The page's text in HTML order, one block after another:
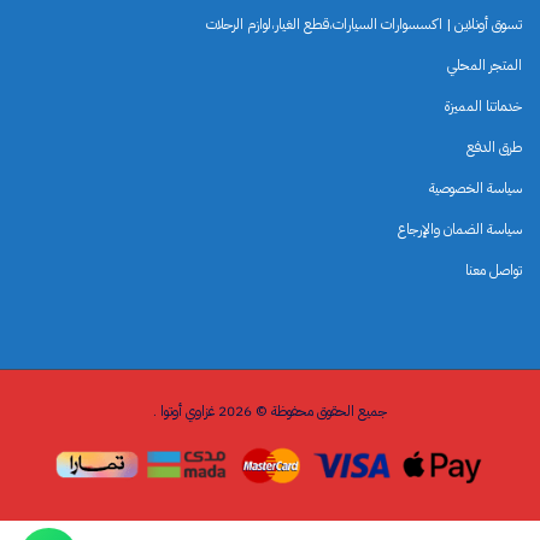
تسوق أونلاين | اكسسوارات السيارات،قطع الغيار،لوازم الرحلات
المتجر المحلي
خدماتنا المميزة
طرق الدفع
سياسة الخصوصية
سياسة الضمان والإرجاع
تواصل معنا
جميع الحقوق محفوظة © 2026 غزاوي أوتوا .